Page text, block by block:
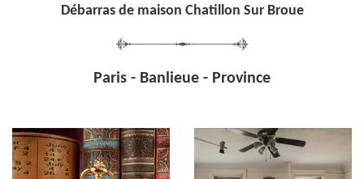
Débarras de maison Chatillon Sur Broue
Paris - Banlieue - Province